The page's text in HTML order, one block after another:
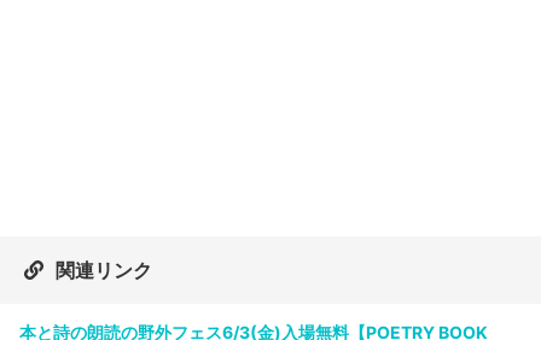
関連リンク
本と詩の朗読の野外フェス6/3(金)入場無料【POETRY BOOK